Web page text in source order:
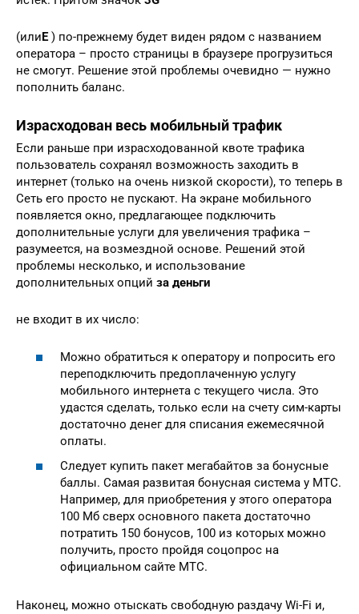
(илиE) по-прежнему будет виден рядом с названием
оператора – просто страницы в браузере прогрузиться
не смогут. Решение этой проблемы очевидно — нужно
пополнить баланс.
Израсходован весь мобильный трафик
Если раньше при израсходованной квоте трафика
пользователь сохранял возможность заходить в
интернет (только на очень низкой скорости), то теперь в
Сеть его просто не пускают. На экране мобильного
появляется окно, предлагающее подключить
дополнительные услуги для увеличения трафика –
разумеется, на возмездной основе. Решений этой
проблемы несколько, и использование
дополнительных опций за деньги
не входит в их число:
Можно обратиться к оператору и попросить его
переподключить предоплаченную услугу
мобильного интернета с текущего числа. Это
удастся сделать, только если на счету сим-карты
достаточно денег для списания ежемесячной
оплаты.
Следует купить пакет мегабайтов за бонусные
баллы. Самая развитая бонусная система у МТС.
Например, для приобретения у этого оператора
100 Мб сверх основного пакета достаточно
потратить 150 бонусов, 100 из которых можно
получить, просто пройдя соцопрос на
официальном сайте МТС.
Наконец, можно отыскать свободную раздачу Wi-Fi и,